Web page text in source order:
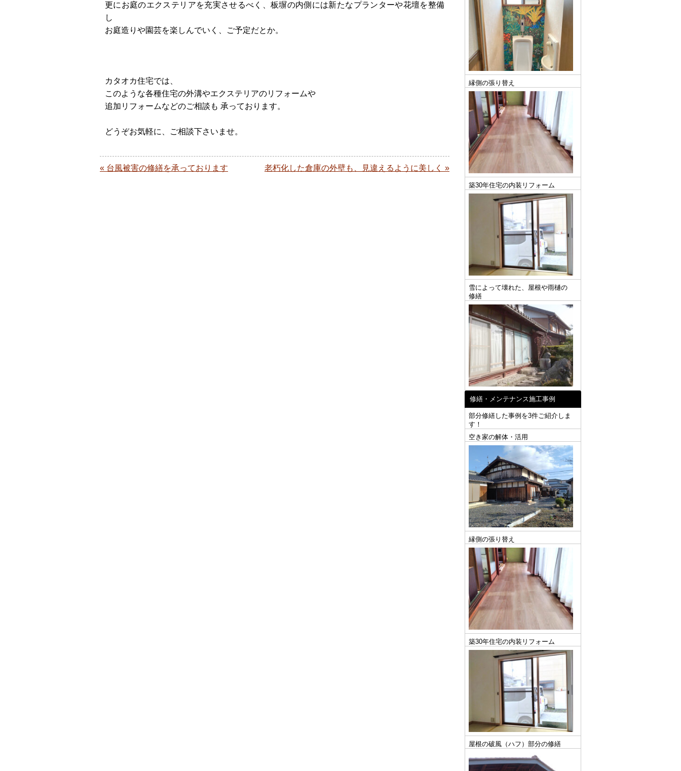
更にお庭のエクステリアを充実させるべく、板塀の内側には新たなプランターや花壇を整備
し
お庭造りや園芸を楽しんでいく、ご予定だとか。
カタオカ住宅では、
このような各種住宅の外溝やエクステリアのリフォームや
追加リフォームなどのご相談も 承っております。
どうぞお気軽に、ご相談下さいませ。
« 台風被害の修繕を承っております 老朽化した倉庫の外壁も、見違えるように美しく »
縁側の張り替え
築30年住宅の内装リフォーム
雪によって壊れた、屋根や雨樋の
修繕
修繕・メンテナンス施工事例
部分修繕した事例を3件ご紹介しま
す！
空き家の解体・活用
縁側の張り替え
築30年住宅の内装リフォーム
屋根の破風（ハフ）部分の修繕